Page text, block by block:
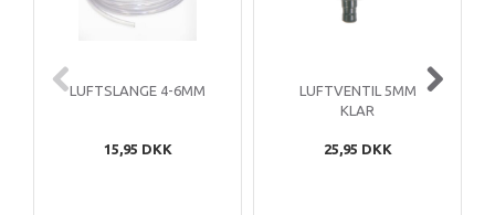
LUFTSLANGE 4-6MM
15,95 DKK
LUFTVENTIL 5MM
KLAR
25,95 DKK